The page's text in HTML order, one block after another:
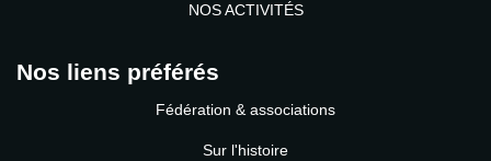
NOS ACTIVITÉS
Nos liens préférés
Fédération & associations
Sur l'histoire